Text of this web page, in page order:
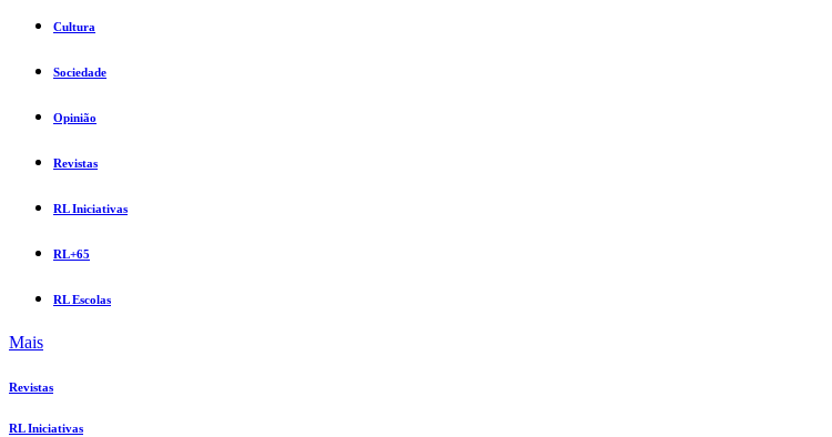
Cultura
Sociedade
Opinião
Revistas
RL Iniciativas
RL+65
RL Escolas
Mais
Revistas
RL Iniciativas